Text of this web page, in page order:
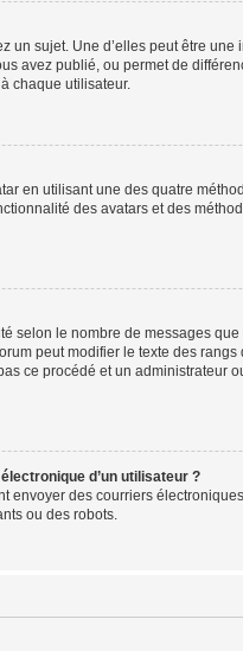
sujet. Une d’elles peut être
avez publié, ou permet de
chaque utilisateur.
en utilisant une des quatre
des avatars et des
selon le nombre de messages
peut modifier le texte des
ce procédé et un
d’un utilisateur ?
des courriers
ou des robots.